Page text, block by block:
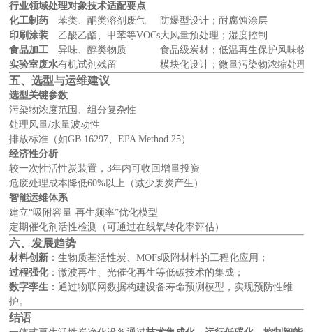
行业领域处理对象技术适配要点
化工制药
苯类、酮类溶剂废气
防爆型设计；耐腐蚀涂层
印刷涂装
乙酸乙酯、甲苯等VOCs大风量预处理；湿度控制
食品加工
异味、醇类物质
食品级炭材；低温再生保护风味物
实验室废水有机试剂残留 模块化设计；微量污染物浓缩处理
五、选型与运维建议
选型关键参数
污染物浓度范围、组分复杂性
处理风量/水量波动性
排放标准（如GB 16297、EPA Method 25）
经济性分析
较一次性活性炭装置，3年内可收回增量投资
危废处理成本降低60%以上（减少废炭产生）
智能运维体系
建立“吸附容量-再生频率”优化模型
定期催化剂活性检测（可通过在线氧转化率评估）
六、发展趋势
材料创新 ：生物质基活性炭、MOFs吸附材料的工程化应用；
过程强化：微波再生、光催化再生等低碳技术的集成；
数字孪生 ：通过物联网数据构建设备寿命预测模型，实现预防性维
护。
结语